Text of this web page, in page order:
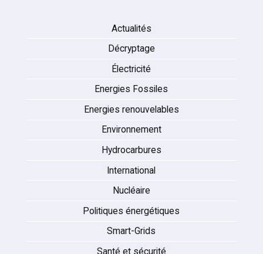
Actualités
Décryptage
Électricité
Energies Fossiles
Energies renouvelables
Environnement
Hydrocarbures
International
Nucléaire
Politiques énergétiques
Smart-Grids
Santé et sécurité